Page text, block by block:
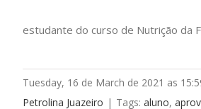
estudante do curso de Nutrição da
Tuesday, 16 de March de 2021 as
Petrolina Juazeiro | Tags: aluno,